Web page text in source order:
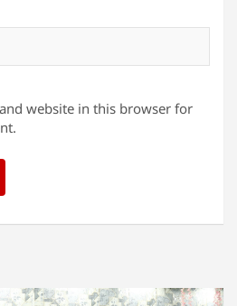
website in this browser for